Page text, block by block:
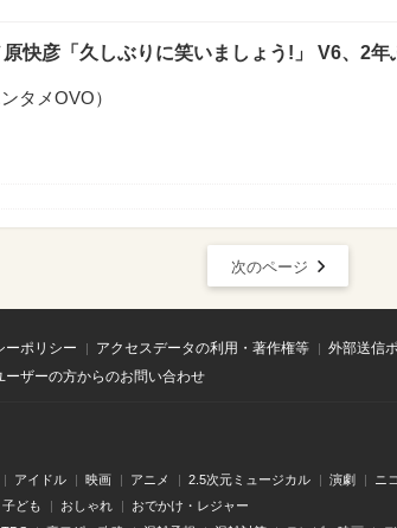
快彦「久しぶりに笑いましょう!」 V6、2
タメOVO）
次のページ
ーポリシー アクセスデータの利用・著作権等 外部送信
ーザーの方からのお問い合わせ
アイドル 映画 アニメ 2.5次元ミュージカル 演劇 ニ
子ども おしゃれ おでかけ・レジャー